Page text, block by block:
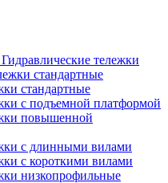
Гидравлические тележки
стандартные
с подъемной платформой
повышенной
с длинными вилами
с короткими вилами
низкопрофильные